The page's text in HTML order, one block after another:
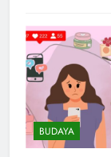
BUDAYA